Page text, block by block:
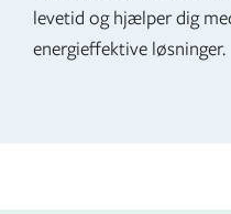
levetid og hjælper dig
energieffektive løsninger.